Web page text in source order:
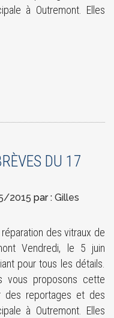
à Outremont. Elles
DU 17
2015 par : Gilles
des vitraux de
Vendredi, le 5 juin
pour tous les détails.
vous proposons cette
des reportages et des
à Outremont. Elles